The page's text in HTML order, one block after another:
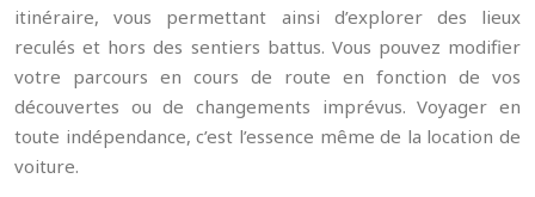
itinéraire, vous permettant ainsi d’explorer des lieux
reculés et hors des sentiers battus. Vous pouvez modifier
votre parcours en cours de route en fonction de vos
découvertes ou de changements imprévus. Voyager en
toute indépendance, c’est l’essence même de la location de
voiture.